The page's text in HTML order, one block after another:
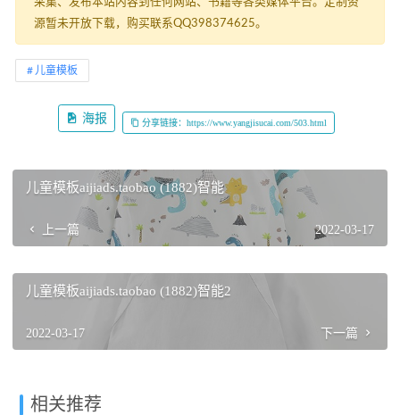
源暂未开放下载，购买联系QQ398374625。
儿童模板
海报 分享链接：https://www.yangjisucai.com/503.html
儿童模板aijiads.taobao (1882)智能
上一篇 2022-03-17
儿童模板aijiads.taobao (1882)智能2
2022-03-17 下一篇
相关推荐